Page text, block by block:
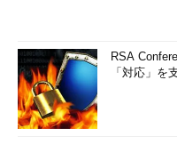
RSA
「対応」を